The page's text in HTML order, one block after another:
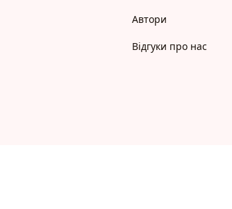
Християнські книги для дітей
Автори
Відгуки про нас